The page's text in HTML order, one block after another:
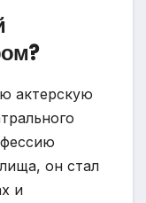
актерскую
он стал
и